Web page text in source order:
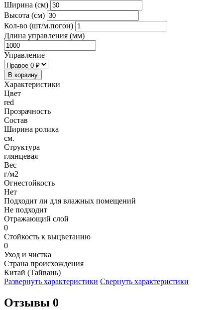
Ширина (см)
Высота (см)
Кол-во (шт/м.погон)
Длина управления (мм)
Управление
В корзину
Характеристики
Цвет
red
Прозрачность
Состав
Ширина ролика
см.
Структура
глянцевая
Вес
г/м2
Огнестойкость
Нет
Подходит ли для влажных помещений
Не подходит
Отражающий слой
0
Стойкость к выцветанию
0
Уход и чистка
Страна происхождения
Китай (Тайвань)
Развернуть характеристики Свернуть характеристики
Отзывы 0